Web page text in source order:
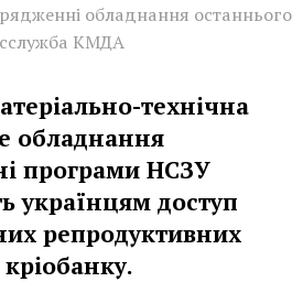
обладнання останнього
КМДА
технічна
обладнання
програми НСЗУ
українцям доступ
репродуктивних
кріобанку.